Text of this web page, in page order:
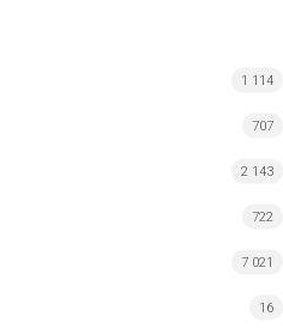
1 114
707
2 143
722
7 021
16